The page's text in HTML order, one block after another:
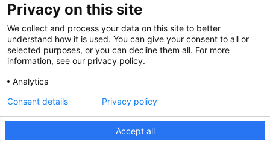
@CGTCatalunya
cgtcatalunya
cgtcatalunya
Privacy on this site
We collect and process your data on this site to better
understand how it is used. You can give your consent to all or
selected purposes, or you can decline them all. For more
information, see our privacy policy.
Analytics
Accept all
Consent details Privacy policy